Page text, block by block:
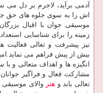
آدمی برآید، لاجرم بر دل می
اش را به سوی جلوه های حق
موسیقی جوان با اقبال
زمینه را برای شناسایی
نیز پیشرفت و تعالی فعالیت
بیش از پیش فراهم می
انگیزه ها و اهداف متعالی و
مشاركت فعال و فراگیر
تعالی یابد و هنر والای موسیقی